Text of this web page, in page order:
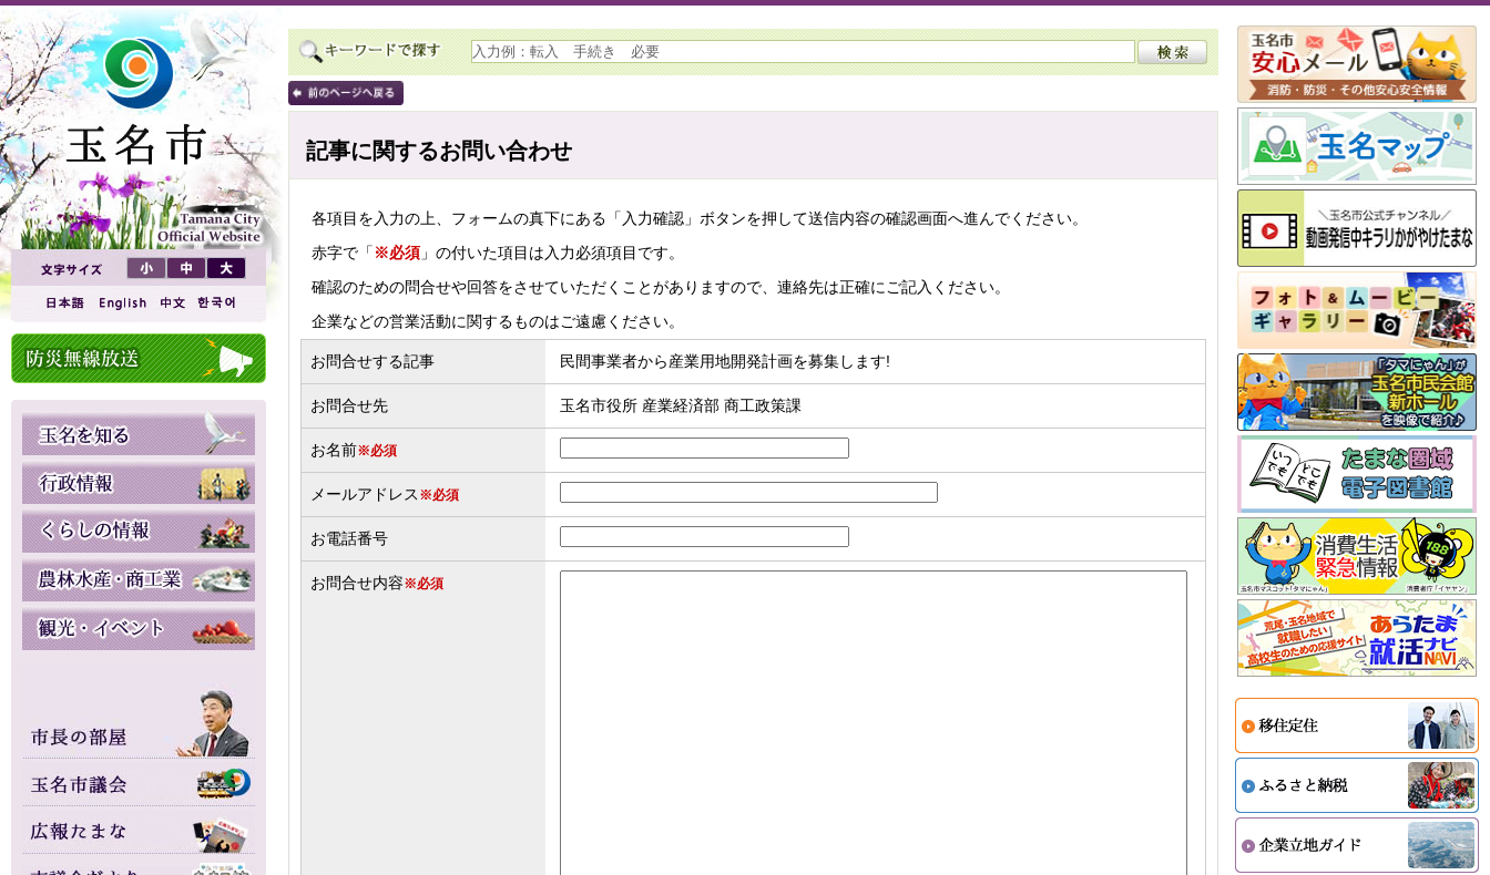
記事に関するお問い合わせ
各項目を入力の上、フォームの真下にある「入力確認」ボタンを押して送信内容の確認画面へ進んでください。
赤字で「 ※必須 」の付いた項目は入力必須項目です。
確認のための問合せや回答をさせていただくことがありますので、連絡先は正確にご記入ください。
企業などの営業活動に関するものはご遠慮ください。
お問合せする記事 民間事業者から産業用地開発計画を募集します!
お問合せ先 玉名市役所 産業経済部 商工政策課
お名前※必須
メールアドレス ※必須
お電話番号
お問合せ内容※必須